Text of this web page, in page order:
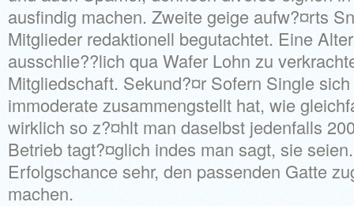
ausfindig machen. Zweite geige aufw?¤rts
Mitglieder redaktionell begutachtet. Eine
ausschlie??lich qua Wafer Lohn zu
Mitgliedschaft. Sekund?¤r Sofern Single
immoderate zusammengstellt hat, wie
wirklich so z?¤hlt man daselbst jedenfalls
Betrieb tagt?¤glich indes man sagt, sie
Erfolgschance sehr, den passenden Gatte
machen.